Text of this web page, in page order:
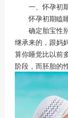
一、怀孕初期
怀孕初期瞌睡
确定胎宝性别
继承来的，跟妈
算你睡觉比以前
阶段，而胚胎的